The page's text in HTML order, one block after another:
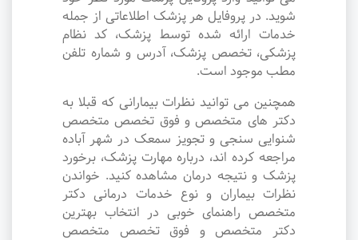
شوید. در پروفایل هر پزشک اطلاعاتی از جمله
خدمات ارائه شده توسط پزشک، کد نظام
پزشکی، تخصص پزشک، آدرس و شماره تلفن
مطب موجود است.
همچنین می توانید نظرات بیمارانی که قبلا به
دکتر های متخصص و فوق تخصص متخصص
شنوایی سنجی و تجویز سمعک در شهر آباده
مراجعه کرده اند، درباره مهارت پزشک، برخورد
پزشک و نتیجه درمان مشاهده کنید. خواندن
نظرات بیماران و نوع خدمات درمانی دکتر
متخصص راهنمای خوبی در انتخاب بهترین
دکتر متخصص و فوق تخصص متخصص